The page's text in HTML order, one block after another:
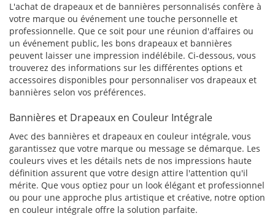
L'achat de drapeaux et de bannières personnalisés confère à
votre marque ou événement une touche personnelle et
professionnelle. Que ce soit pour une réunion d'affaires ou
un événement public, les bons drapeaux et bannières
peuvent laisser une impression indélébile. Ci-dessous, vous
trouverez des informations sur les différentes options et
accessoires disponibles pour personnaliser vos drapeaux et
bannières selon vos préférences.
Bannières et Drapeaux en Couleur Intégrale
Avec des bannières et drapeaux en couleur intégrale, vous
garantissez que votre marque ou message se démarque. Les
couleurs vives et les détails nets de nos impressions haute
définition assurent que votre design attire l'attention qu'il
mérite. Que vous optiez pour un look élégant et professionnel
ou pour une approche plus artistique et créative, notre option
en couleur intégrale offre la solution parfaite.